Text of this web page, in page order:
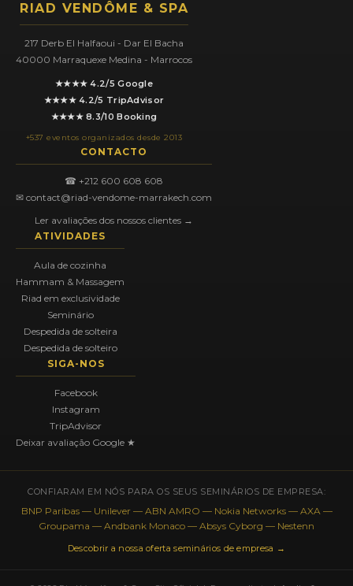
RIAD VENDÔME & SPA
217 Derb El Halfaoui - Dar El Bacha
40000 Marraquexe Medina - Marrocos
★★★★ 4.2/5 Google
★★★★ 4.2/5 TripAdvisor
★★★★ 8.3/10 Booking
+537 eventos organizados desde 2013
CONTACTO
☎ +212 600 608 608
✉ contact@riad-vendome-marrakech.com
Ler avaliações dos nossos clientes →
ATIVIDADES
Aula de cozinha
Hammam & Massagem
Riad em exclusividade
Seminário
Despedida de solteira
Despedida de solteiro
SIGA-NOS
Facebook
Instagram
TripAdvisor
Deixar avaliação Google ★
CONFIARAM EM NÓS PARA OS SEUS SEMINÁRIOS DE EMPRESA:
BNP Paribas — Unilever — ABN AMRO — Nokia Networks — AXA —
Groupama — Andbank Monaco — Absys Cyborg — Nestenn
Descobrir a nossa oferta seminários de empresa →